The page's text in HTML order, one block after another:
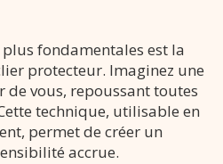
fondamentales est la
protecteur. Imaginez une
vous, repoussant toutes
technique, utilisable en
permet de créer un
accrue.